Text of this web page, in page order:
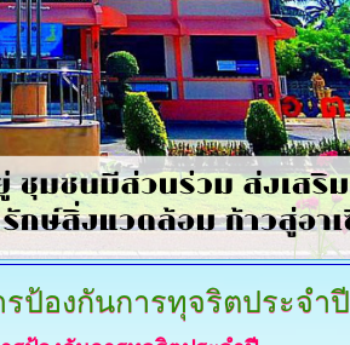
ป้องกันการทุจริตประจำปี